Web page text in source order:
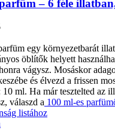
– 6 féle
egy környezetbarát
öblítők helyett
vágysz. Mosáskor
és élvezd a frissen
10 ml. Ha már tesztelted az
válaszd a 100 ml-es
listához